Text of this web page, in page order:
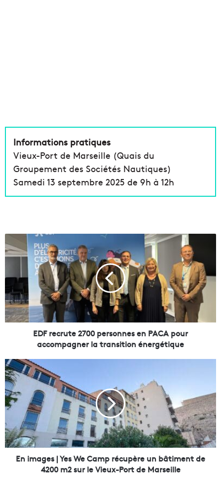
Informations pratiques
Vieux-Port de Marseille (Quais du
Groupement des Sociétés Nautiques)
Samedi 13 septembre 2025 de 9h à 12h
D
F
e
r
u
t
0
0
p
e
r
o
n
n
EDF recrute 2700 personnes en PACA pour
accompagner la transition énergétique
E
n
i
m
a
e
s
|
En images | Yes We Camp récupère un bâtiment de
4200 m2 sur le Vieux-Port de Marseille